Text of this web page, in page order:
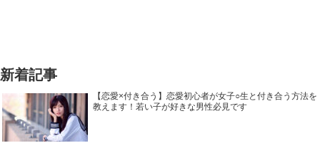
新着記事
【恋愛×付き合う】恋愛初心者が女子○生と付き合う方法を
教えます！若い子が好きな男性必見です